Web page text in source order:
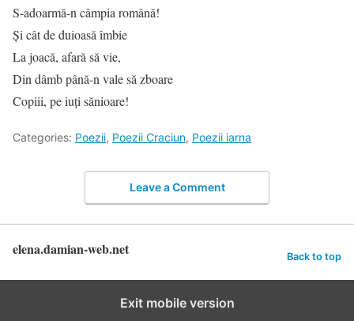
S-adoarmă-n câmpia română!
Și cât de duioasă îmbie
La joacă, afară să vie,
Din dâmb până-n vale să zboare
Copiii, pe iuți sănioare!
Categories: Poezii, Poezii Craciun, Poezii iarna
Leave a Comment
elena.damian-web.net Back to top
Exit mobile version